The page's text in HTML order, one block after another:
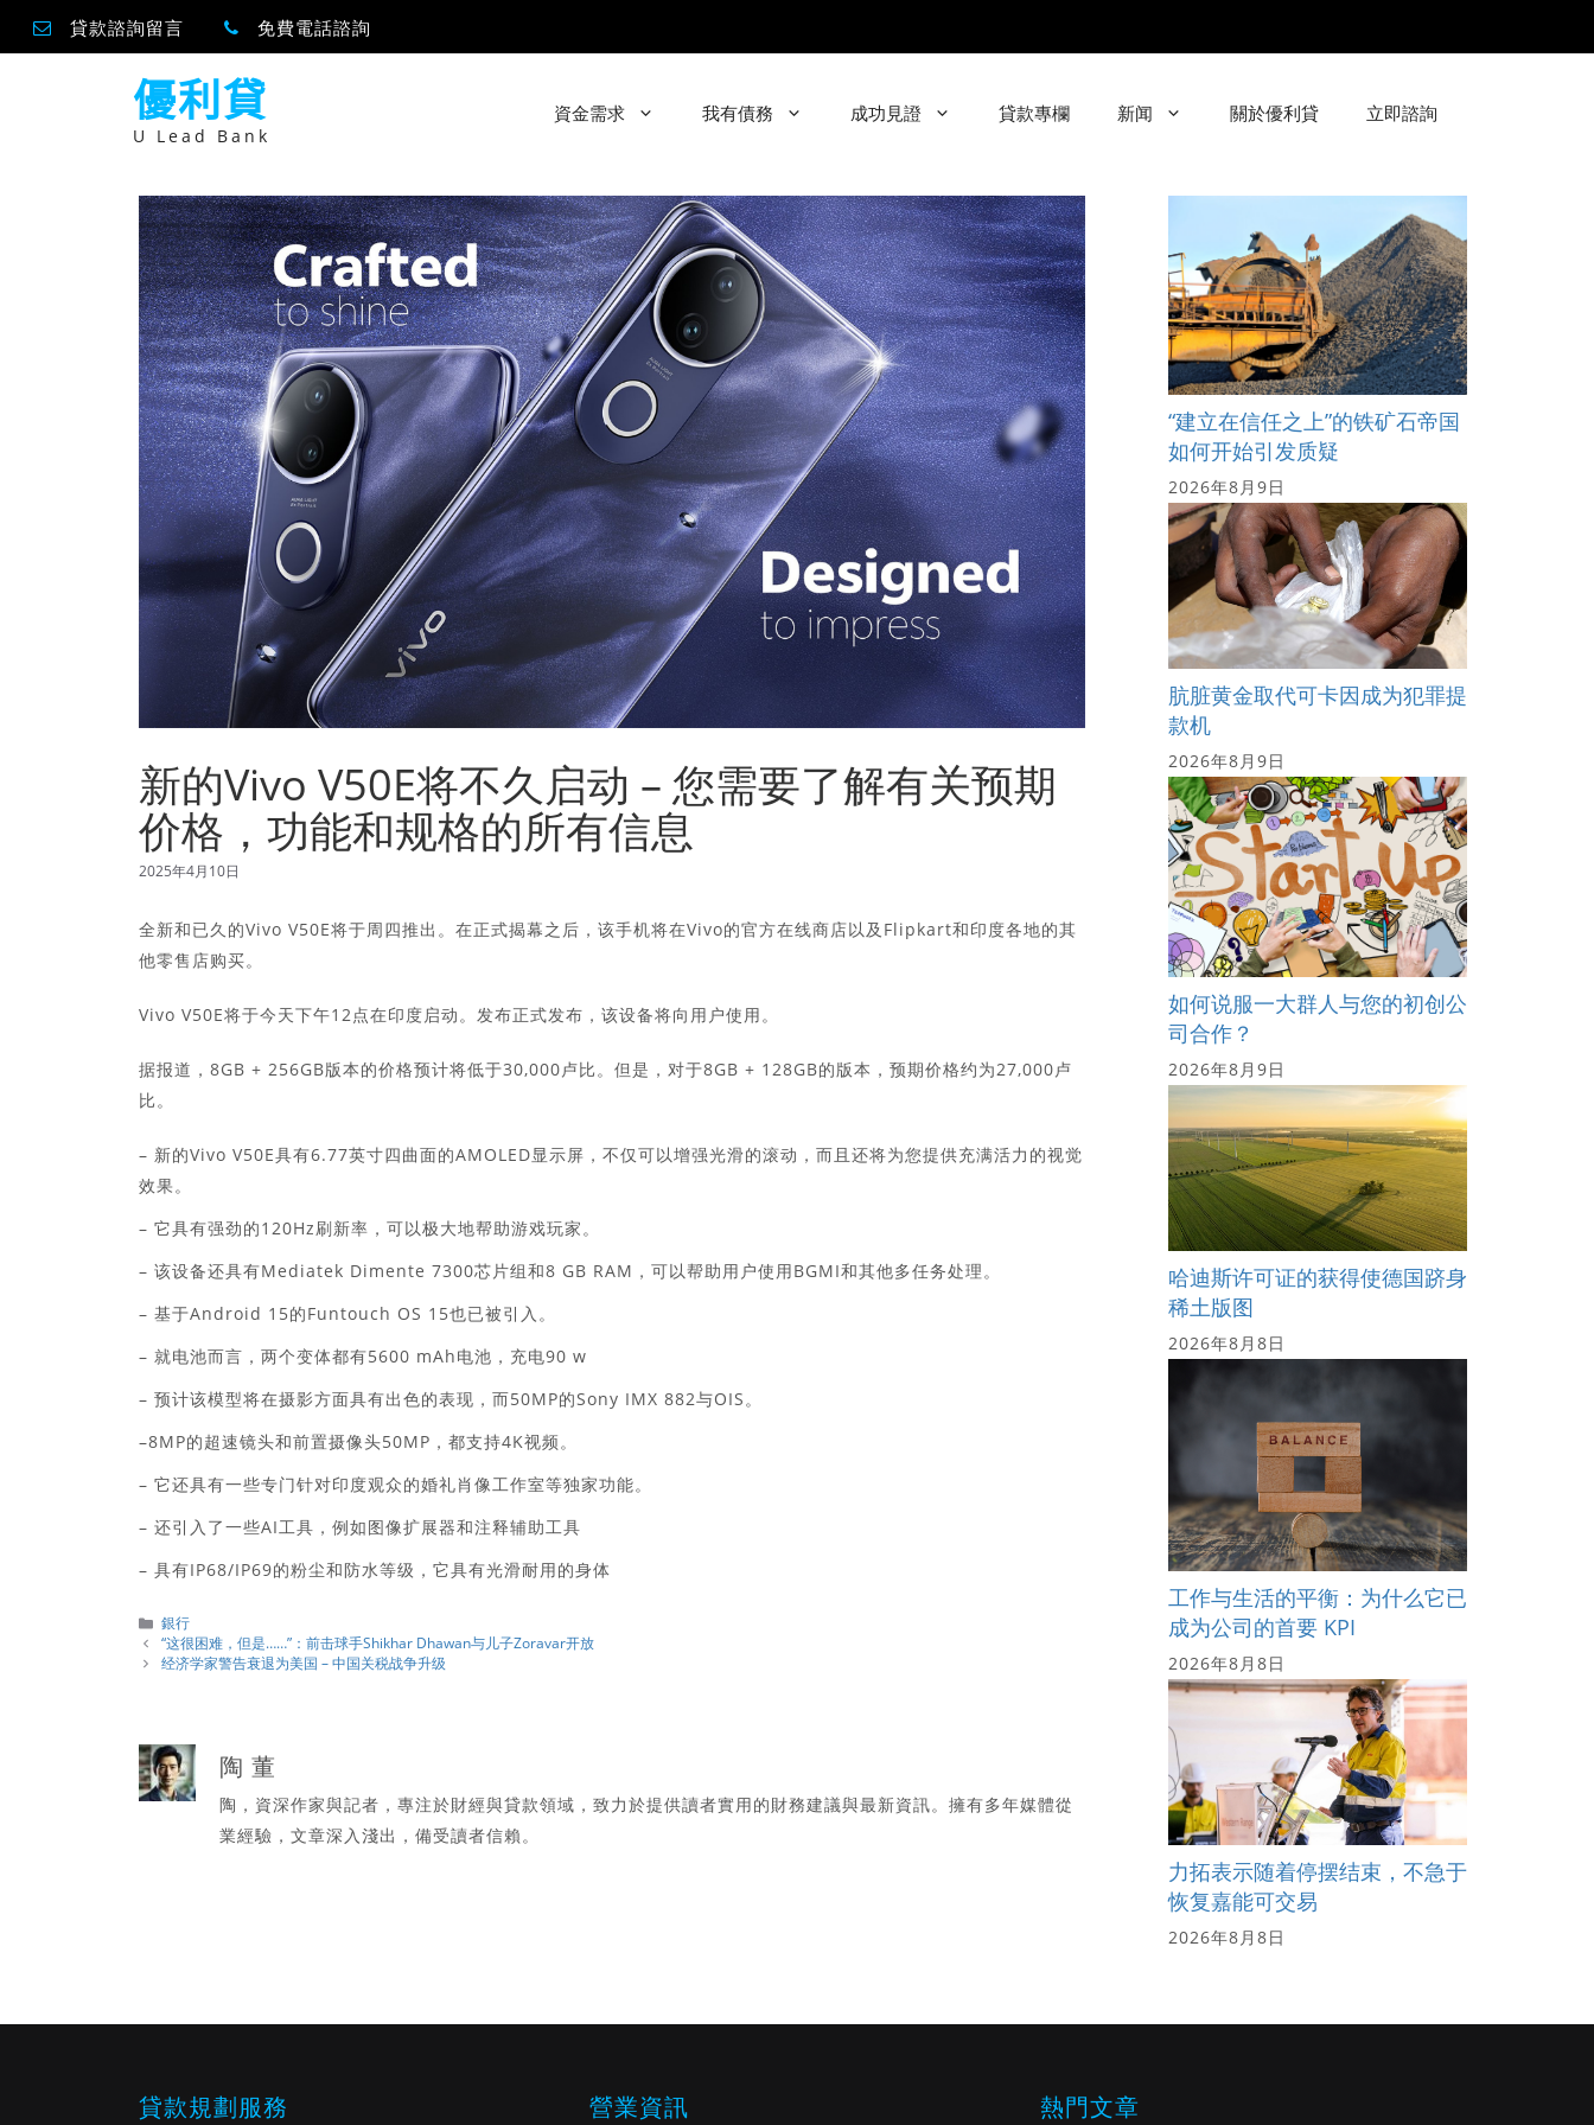
貸款諮詢留言 免費電話諮詢
優利貸
U Lead Bank
資金需求 我有債務 成功見證 貸款專欄 新闻 關於優利貸 立即諮詢
新的Vivo V50E将不久启动 – 您需要了解有关预期
价格，功能和规格的所有信息
2025年4月10日
全新和已久的Vivo V50E将于周四推出。在正式揭幕之后，该手机将在Vivo的官方在线商店以及Flipkart和印度各地的其
他零售店购买。
Vivo V50E将于今天下午12点在印度启动。发布正式发布，该设备将向用户使用。
据报道，8GB + 256GB版本的价格预计将低于30,000卢比。但是，对于8GB + 128GB的版本，预期价格约为27,000卢
比。
– 新的Vivo V50E具有6.77英寸四曲面的AMOLED显示屏，不仅可以增强光滑的滚动，而且还将为您提供充满活力的视觉
效果。
– 它具有强劲的120Hz刷新率，可以极大地帮助游戏玩家。
– 该设备还具有Mediatek Dimente 7300芯片组和8 GB RAM，可以帮助用户使用BGMI和其他多任务处理。
– 基于Android 15的Funtouch OS 15也已被引入。
– 就电池而言，两个变体都有5600 mAh电池，充电90 w
– 预计该模型将在摄影方面具有出色的表现，而50MP的Sony IMX 882与OIS。
–8MP的超速镜头和前置摄像头50MP，都支持4K视频。
– 它还具有一些专门针对印度观众的婚礼肖像工作室等独家功能。
– 还引入了一些AI工具，例如图像扩展器和注释辅助工具
– 具有IP68/IP69的粉尘和防水等级，它具有光滑耐用的身体
分
類
銀行
“这很困难，但是……”：前击球手Shikhar Dhawan与儿子Zoravar开放
经济学家警告衰退为美国 – 中国关税战争升级
陶 董
陶，資深作家與記者，專注於財經與貸款領域，致力於提供讀者實用的財務建議與最新資訊。擁有多年媒體從
業經驗，文章深入淺出，備受讀者信賴。
“建立在信任之上”的铁矿石帝国
如何开始引发质疑
2026年8月9日
肮脏黄金取代可卡因成为犯罪提
款机
2026年8月9日
如何说服一大群人与您的初创公
司合作？
2026年8月9日
哈迪斯许可证的获得使德国跻身
稀土版图
2026年8月8日
工作与生活的平衡：为什么它已
成为公司的首要 KPI
2026年8月8日
力拓表示随着停摆结束，不急于
恢复嘉能可交易
2026年8月8日
貸款規劃服務 營業資訊 熱門文章